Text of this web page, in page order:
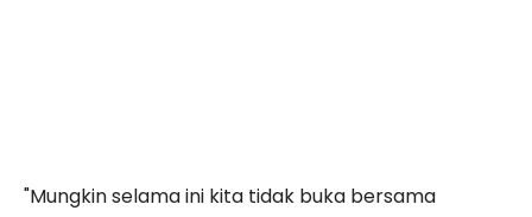
"Mungkin selama ini kita tidak buka bersama